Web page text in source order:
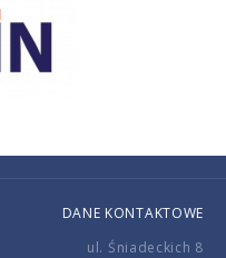
DANE KONTAKTOWE
ul. Śniadeckich 8